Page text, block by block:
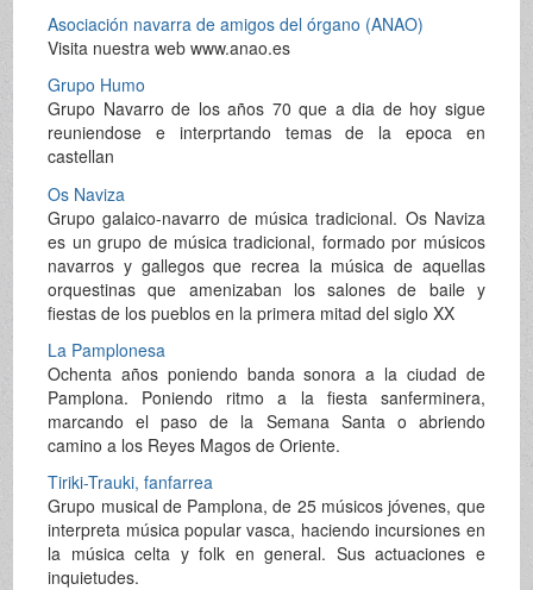
Asociación navarra de amigos del órgano (ANAO)
Visita nuestra web www.anao.es
Grupo Humo
Grupo Navarro de los años 70 que a dia de hoy sigue
reuniendose e interprtando temas de la epoca en
castellan
Os Naviza
Grupo galaico-navarro de música tradicional. Os Naviza
es un grupo de música tradicional, formado por músicos
navarros y gallegos que recrea la música de aquellas
orquestinas que amenizaban los salones de baile y
fiestas de los pueblos en la primera mitad del siglo XX
La Pamplonesa
Ochenta años poniendo banda sonora a la ciudad de
Pamplona. Poniendo ritmo a la fiesta sanferminera,
marcando el paso de la Semana Santa o abriendo
camino a los Reyes Magos de Oriente.
Tiriki-Trauki, fanfarrea
Grupo musical de Pamplona, de 25 músicos jóvenes, que
interpreta música popular vasca, haciendo incursiones en
la música celta y folk en general. Sus actuaciones e
inquietudes.